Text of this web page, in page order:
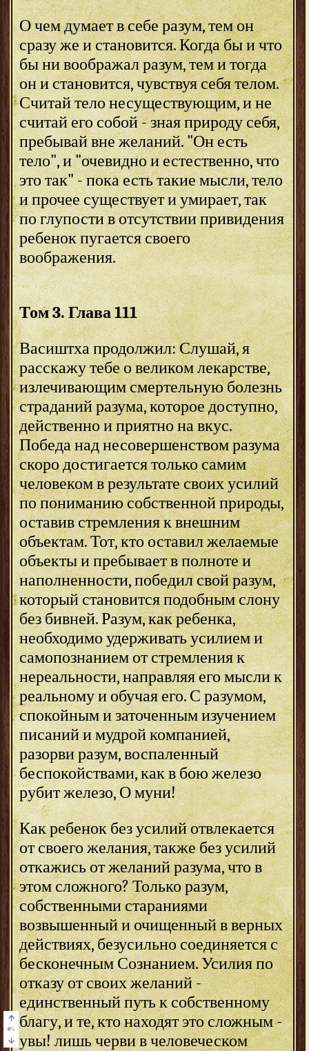
0%
О чем думает в себе разум, тем он
сразу же и становится. Когда бы и что
бы ни воображал разум, тем и тогда
он и становится, чувствуя себя телом.
Считай тело несуществующим, и не
считай его собой - зная природу себя,
пребывай вне желаний. "Он есть
тело", и "очевидно и естественно, что
это так" - пока есть такие мысли, тело
и прочее существует и умирает, так
по глупости в отсутствии привидения
ребенок пугается своего
воображения.
Том 3. Глава 111
Васиштха продолжил: Слушай, я
расскажу тебе о великом лекарстве,
излечивающим смертельную болезнь
страданий разума, которое доступно,
действенно и приятно на вкус.
Победа над несовершенством разума
скоро достигается только самим
человеком в результате своих усилий
по пониманию собственной природы,
оставив стремления к внешним
объектам. Тот, кто оставил желаемые
объекты и пребывает в полноте и
наполненности, победил свой разум,
который становится подобным слону
без бивней. Разум, как ребенка,
необходимо удерживать усилием и
самопознанием от стремления к
нереальности, направляя его мысли к
реальному и обучая его. С разумом,
спокойным и заточенным изучением
писаний и мудрой компанией,
разорви разум, воспаленный
беспокойствами, как в бою железо
рубит железо, О муни!
Как ребенок без усилий отвлекается
от своего желания, также без усилий
откажись от желаний разума, что в
этом сложного? Только разум,
собственными стараниями
возвышенный и очищенный в верных
действиях, безусильно соединяется с
бесконечным Сознанием. Усилия по
отказу от своих желаний -
единственный путь к собственному
благу, и те, кто находят это сложным -
увы! лишь черви в человеческом